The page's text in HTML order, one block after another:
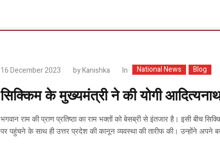
16 December 2023 byKanishka In National News Blog
सिक्किम के मुख्यमंत्री ने की योगी
भगवान राम की प्राण प्रतिष्ठा का राम भक्तों को बेसब्री से इंतजार है। इसी बीच
पर पहुंचने के साथ ही उत्तर प्रदेश की कानून व्यवस्था की तारीफ की। उन्होंने अपने